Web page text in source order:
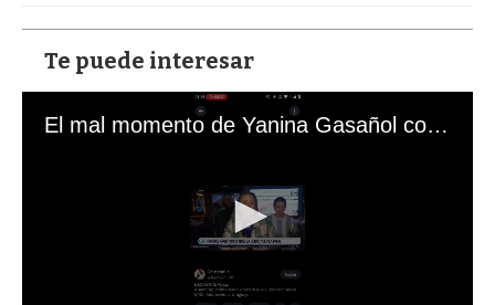
Te puede interesar
El mal momento de Yanina Gasañol con un hincha argentino en "Subrayado"